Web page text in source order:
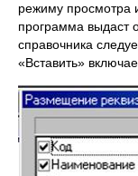
режиму просмотра
программа выдаст
справочника
«Вставить»